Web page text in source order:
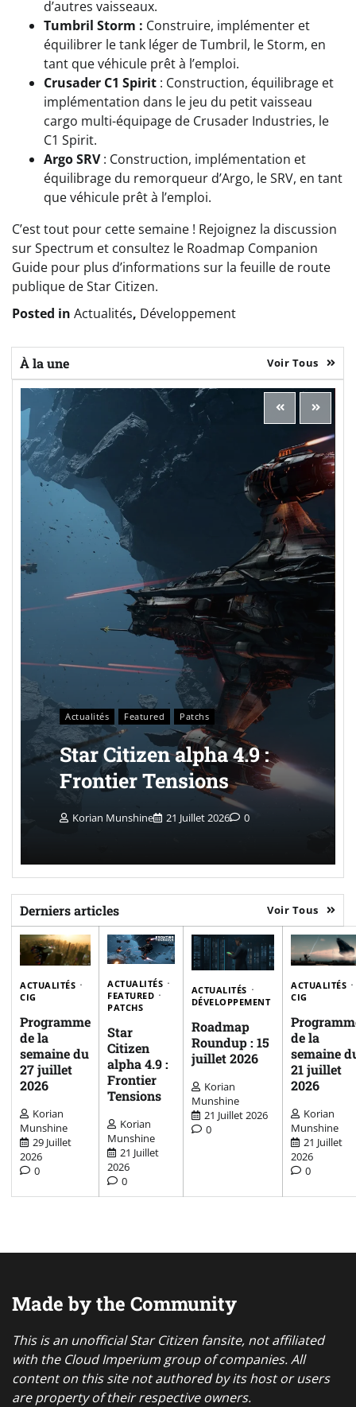
d’autres vaisseaux.
Tumbril Storm : Construire, implémenter et
équilibrer le tank léger de Tumbril, le Storm, en
tant que véhicule prêt à l’emploi.
Crusader C1 Spirit : Construction, équilibrage et
implémentation dans le jeu du petit vaisseau
cargo multi-équipage de Crusader Industries, le
C1 Spirit.
Argo SRV: Construction, implémentation et
équilibrage du remorqueur d’Argo, le SRV, en tant
que véhicule prêt à l’emploi.
C’est tout pour cette semaine ! Rejoignez la discussion
sur Spectrum et consultez le Roadmap Companion
Guide pour plus d’informations sur la feuille de route
publique de Star Citizen.
Posted in Actualités, Développement
À la une Voir Tous
Actualités Featured Patchs
Star Citizen alpha 4.9 :
Frontier Tensions
Korian Munshine 21 Juillet 2026 0
Derniers articles Voir Tous
ACTUALITÉS
CIG
Programme
de la
semaine du
27 juillet
2026
Korian
Munshine
29 Juillet
2026
0
ACTUALITÉS
FEATURED
PATCHS
Star
Citizen
alpha 4.9 :
Frontier
Tensions
Korian
Munshine
21 Juillet
2026
0
ACTUALITÉS
DÉVELOPPEMENT
Roadmap
Roundup : 15
juillet 2026
Korian
Munshine
21 Juillet 2026
0
ACTUALITÉS
CIG
de la
semaine
21 juillet
2026
Korian
Munshine
21 Juillet
2026
0
Made by the Community
This is an unofficial Star Citizen fansite, not affiliated
with the Cloud Imperium group of companies. All
content on this site not authored by its host or users
are property of their respective owners.